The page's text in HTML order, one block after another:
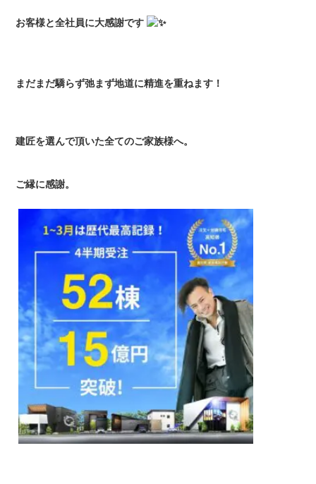
お客様と全社員に大感謝です
まだまだ驕らず弛まず地道に精進を重ねます！
建匠を選んで頂いた全てのご家族様へ。
ご縁に感謝。